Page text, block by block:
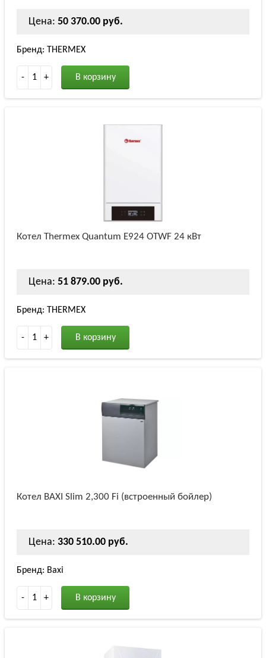
Цена: 50 370.00 руб.
Бренд: THERMEX
- 1 + В корзину
Котел Thermex Quantum E924 OTWF 24 кВт
Цена: 51 879.00 руб.
Бренд: THERMEX
- 1 + В корзину
Котел BAXI Slim 2,300 Fi (встроенный бойлер)
Цена: 330 510.00 руб.
Бренд: Baxi
- 1 + В корзину